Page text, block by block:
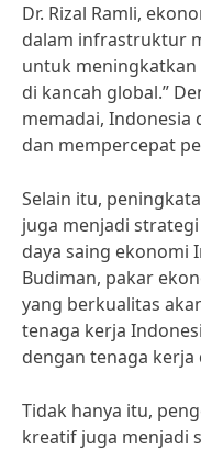
Dr. Rizal Ramli,
dalam infrastruktur
untuk meningkatkan
di kancah global.”
memadai, Indonesia
dan mempercepat
Selain itu,
juga menjadi
daya saing ekonomi
Budiman, pakar
yang berkualitas
tenaga kerja
dengan tenaga kerja
Tidak hanya itu,
kreatif juga menjadi